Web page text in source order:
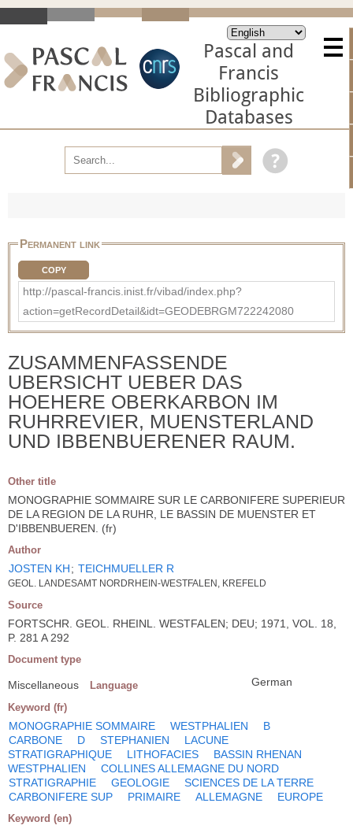
Pascal and
Francis
Bibliographic
Databases
Permanent link
COPY
http://pascal-francis.inist.fr/vibad/index.php?
action=getRecordDetail&idt=GEODEBRGM722242080
ZUSAMMENFASSENDE
UBERSICHT UEBER DAS
HOEHERE OBERKARBON IM
RUHRREVIER, MUENSTERLAND
UND IBBENBUERENER RAUM.
Other title
MONOGRAPHIE SOMMAIRE SUR LE CARBONIFERE SUPERIEUR
DE LA REGION DE LA RUHR, LE BASSIN DE MUENSTER ET
D'IBBENBUEREN. (fr)
Author
JOSTEN KH; TEICHMUELLER R
GEOL. LANDESAMT NORDRHEIN-WESTFALEN, KREFELD
Source
FORTSCHR. GEOL. RHEINL. WESTFALEN; DEU; 1971, VOL. 18,
P. 281 A 292
Document type
Miscellaneous Language German
Keyword (fr)
MONOGRAPHIE SOMMAIRE WESTPHALIEN
B
CARBONE
D STEPHANIEN
LACUNE
STRATIGRAPHIQUE
LITHOFACIES
BASSIN RHENAN
WESTPHALIEN
COLLINES ALLEMAGNE DU NORD
STRATIGRAPHIE
GEOLOGIE
SCIENCES DE LA TERRE
CARBONIFERE SUP
PRIMAIRE ALLEMAGNE EUROPE
Keyword (en)